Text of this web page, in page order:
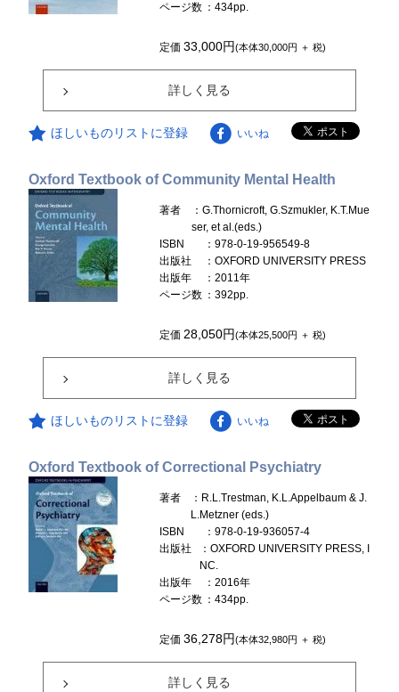
ページ数 ：434pp.
定価33,000円(本体30,000円 ＋ 税)
詳しく見る
ほしいものリストに登録 いいね
Oxford Textbook of Community Mental Health
著者
：G.Thornicroft, G.Szmukler, K.T.Mue
ser, et al.(eds.)
ISBN
：978-0-19-956549-8
出版社
：OXFORD UNIVERSITY PRESS
出版年
：2011年
ページ数 ：392pp.
定価28,050円(本体25,500円 ＋ 税)
詳しく見る
ほしいものリストに登録 いいね
Oxford Textbook of Correctional Psychiatry
著者
：R.L.Trestman, K.L.Appelbaum & J.
L.Metzner (eds.)
ISBN
：978-0-19-936057-4
出版社
：OXFORD UNIVERSITY PRESS, I
NC.
出版年
：2016年
ページ数 ：434pp.
定価36,278円(本体32,980円 ＋ 税)
詳しく見る